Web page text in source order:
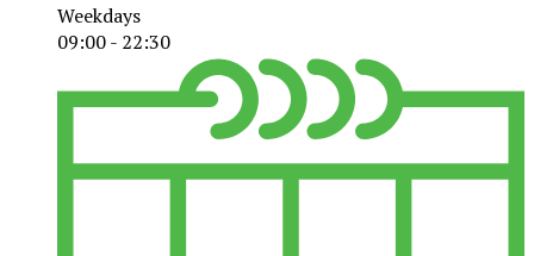
Weekdays
09:00 - 22:30